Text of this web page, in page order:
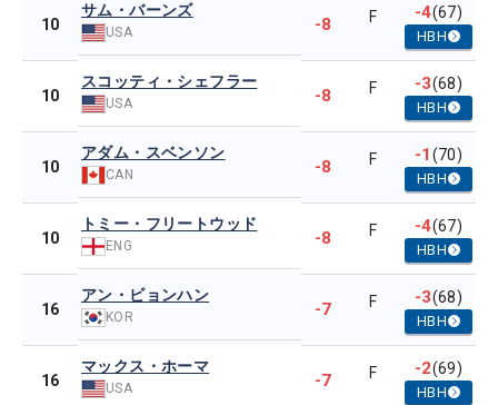
10
サム・バーンズ
USA -8 F -4(67)
HBH
10
スコッティ・シェフラー
USA -8 F -3(68)
HBH
10
アダム・スベンソン
CAN -8 F -1(70)
HBH
10
トミー・フリートウッド
ENG -8 F -4(67)
HBH
16
アン・ビョンハン
KOR -7 F -3(68)
HBH
16
マックス・ホーマ
USA -7 F -2(69)
HBH